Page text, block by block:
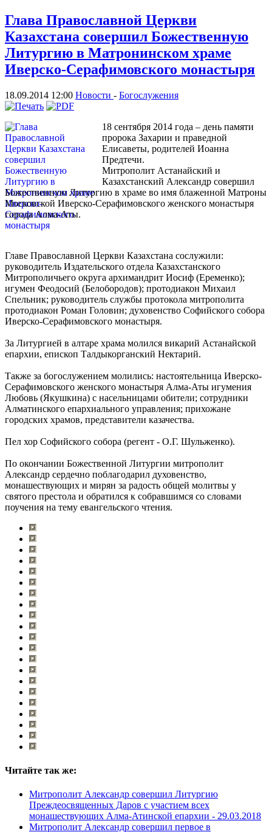
Глава Православной Церкви
Казахстана совершил Божественную
Литургию в Матронинском храме
Иверско-Серафимовского монастыря
18.09.2014 12:00 Новости - Богослужения
18 сентября 2014 года – день памяти
пророка Захарии и праведной
Елисаветы, родителей Иоанна
Предтечи.
Митрополит Астанайский и
Казахстанский Александр совершил
Божественную Литургию в храме во имя блаженной Матроны
Московской Иверско-Серафимовского женского монастыря
города Алма-Аты.
Главе Православной Церкви Казахстана сослужили:
руководитель Издательского отдела Казахстанского
Митрополичьего округа архимандрит Иосиф (Еременко);
игумен Феодосий (Белобородов); протодиакон Михаил
Спельник; руководитель службы протокола митрополита
протодиакон Роман Головин; духовенство Софийского собора
Иверско-Серафимовского монастыря.
За Литургией в алтаре храма молился викарий Астанайской
епархии, епископ Талдыкорганский Нектарий.
Также за богослужением молились: настоятельница Иверско-
Серафимовского женского монастыря Алма-Аты игумения
Любовь (Якушкина) с насельницами обители; сотрудники
Алматинского епархиального управления; прихожане
городских храмов, представители казачества.
Пел хор Софийского собора (регент - О.Г. Шульженко).
По окончании Божественной Литургии митрополит
Александр сердечно поблагодарил духовенство,
монашествующих и мирян за радость общей молитвы у
святого престола и обратился к собравшимся со словами
поучения на тему евангельского чтения.
Читайте так же:
Митрополит Александр совершил Литургию
Преждеосвященных Даров с участием всех
монашествующих Алма-Атинской епархии - 29.03.2018
Митрополит Александр совершил первое в